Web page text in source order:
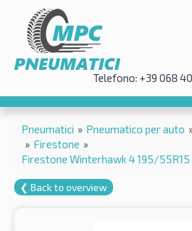
Telefono: +39 068
Pneumatici » Pneumatico per auto
» Firestone »
Firestone Winterhawk 4 195/55R15
❮ Back to overview